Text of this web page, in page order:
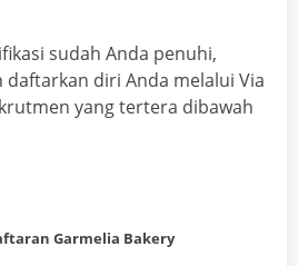
sudah Anda penuhi,
diri Anda melalui Via
yang tertera dibawah
Garmelia Bakery